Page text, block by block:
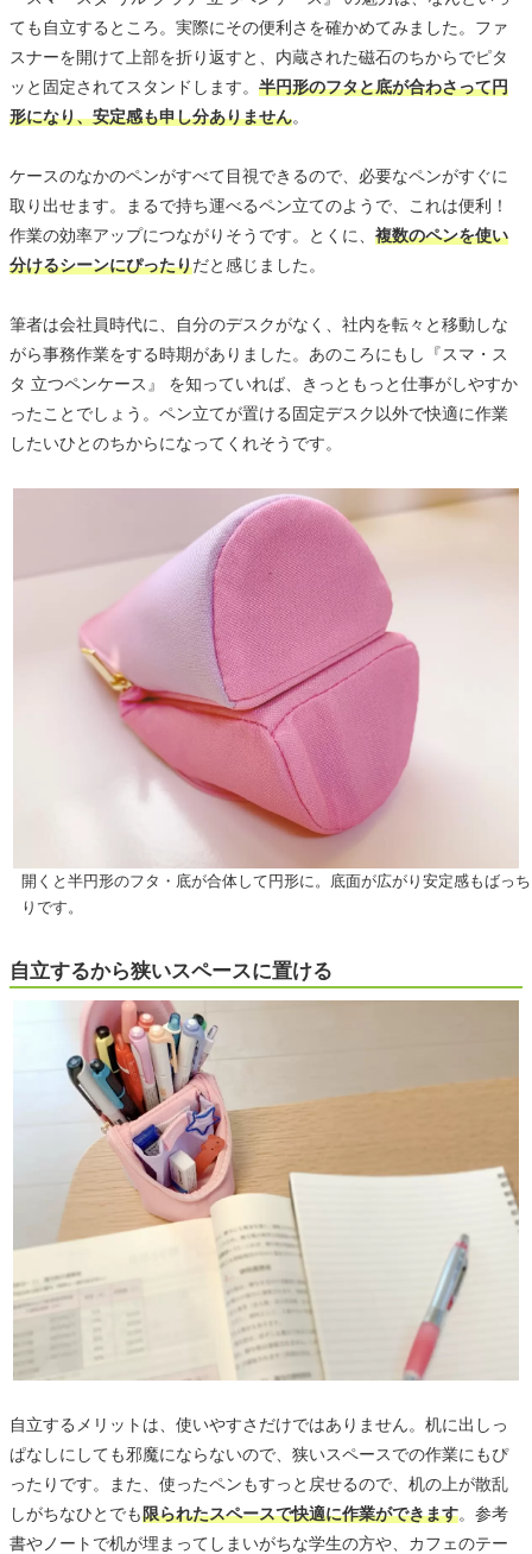
ても自立するところ。実際にその便利さを確かめてみました。ファ
スナーを開けて上部を折り返すと、内蔵された磁石のちからでピタ
ッと固定されてスタンドします。 半円形のフタと底が合わさって円
形になり、安定感も申し分ありません。
ケースのなかのペンがすべて目視できるので、必要なペンがすぐに
取り出せます。まるで持ち運べるペン立てのようで、これは便利！
作業の効率アップにつながりそうです。とくに、 複数のペンを使い
分けるシーンにぴったりだと感じました。
筆者は会社員時代に、自分のデスクがなく、社内を転々と移動しな
がら事務作業をする時期がありました。あのころにもし『スマ・ス
タ 立つペンケース』 を知っていれば、きっともっと仕事がしやすか
ったことでしょう。ペン立てが置ける固定デスク以外で快適に作業
したいひとのちからになってくれそうです。
開くと半円形のフタ・底が合体して円形に。底面が広がり安定感もばっち
りです。
自立するから狭いスペースに置ける
自立するメリットは、使いやすさだけではありません。机に出しっ
ぱなしにしても邪魔にならないので、狭いスペースでの作業にもぴ
ったりです。また、使ったペンもすっと戻せるので、机の上が散乱
しがちなひとでも限られたスペースで快適に作業ができます。参考
書やノートで机が埋まってしまいがちな学生の方や、カフェのテー